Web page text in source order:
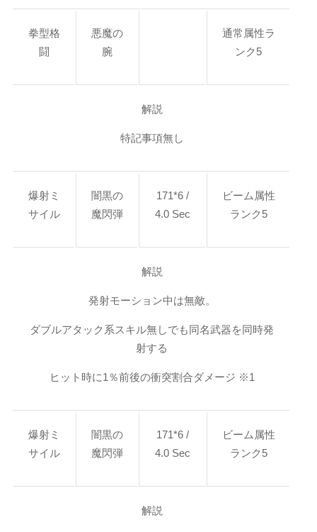
拳型格
闘
悪魔の
腕
通常属性ラ
ンク5
解説
特記事項無し
爆射ミ
サイル
闇黒の
魔閃弾
171*6 /
4.0 Sec
ビーム属性
ランク5
解説
発射モーション中は無敵。
ダブルアタック系スキル無しでも同名武器を同時発
射する
ヒット時に1％前後の衝突割合ダメージ ※1
爆射ミ
サイル
闇黒の
魔閃弾
171*6 /
4.0 Sec
ビーム属性
ランク5
解説